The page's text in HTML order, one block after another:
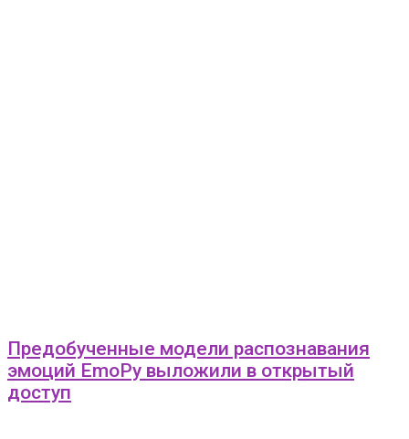
Предобученные модели распознавания
эмоций EmoPy выложили в открытый
доступ